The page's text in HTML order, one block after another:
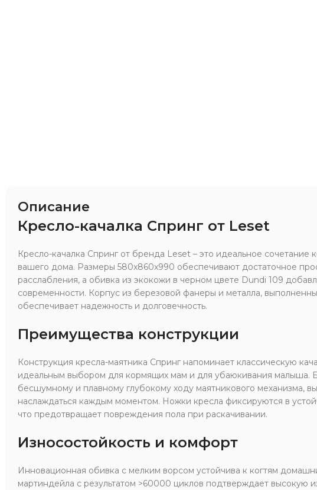
Описание
Кресло-качалка Спринг от Leset
Кресло-качалка Спринг от бренда Leset – это идеальное сочетание
вашего дома. Размеры 580x860x990 обеспечивают достаточное
расслабления, а обивка из экокожи в черном цвете Dundi 109
современности. Корпус из березовой фанеры и металла,
обеспечивает надежность и долговечность.
Преимущества конструкции
Конструкция кресла-маятника Спринг напоминает классическую
идеальным выбором для кормящих мам и для убаюкивания малыша.
бесшумному и плавному глубокому ходу маятникового механизма,
наслаждаться каждым моментом. Ножки кресла фиксируются в
что предотвращает повреждения пола при раскачивании.
Износостойкость и комфорт
Инновационная обивка с мелким ворсом устойчива к когтям
мартиндейла с результатом >60000 циклов подтверждает высокую